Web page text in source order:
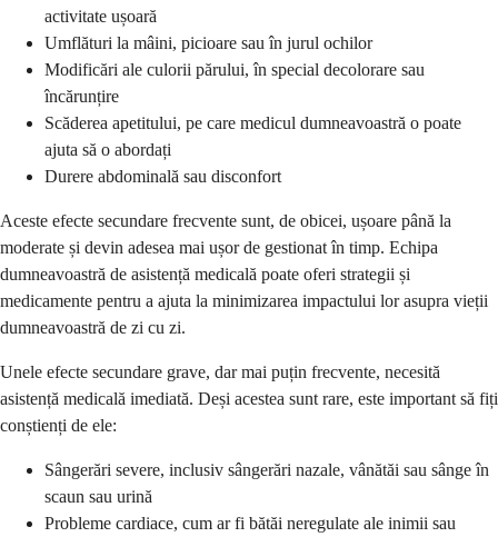
activitate ușoară
Umflături la mâini, picioare sau în jurul ochilor
Modificări ale culorii părului, în special decolorare sau
încărunțire
Scăderea apetitului, pe care medicul dumneavoastră o poate
ajuta să o abordați
Durere abdominală sau disconfort
Aceste efecte secundare frecvente sunt, de obicei, ușoare până la
moderate și devin adesea mai ușor de gestionat în timp. Echipa
dumneavoastră de asistență medicală poate oferi strategii și
medicamente pentru a ajuta la minimizarea impactului lor asupra vieții
dumneavoastră de zi cu zi.
Unele efecte secundare grave, dar mai puțin frecvente, necesită
asistență medicală imediată. Deși acestea sunt rare, este important să fiți
conștienți de ele:
Sângerări severe, inclusiv sângerări nazale, vânătăi sau sânge în
scaun sau urină
Probleme cardiace, cum ar fi bătăi neregulate ale inimii sau